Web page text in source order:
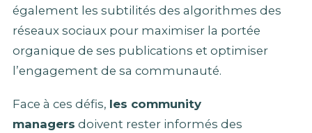
également les subtilités des algorithmes des
réseaux sociaux pour maximiser la portée
organique de ses publications et optimiser
l’engagement de sa communauté.
Face à ces défis, les community
managers doivent rester informés des